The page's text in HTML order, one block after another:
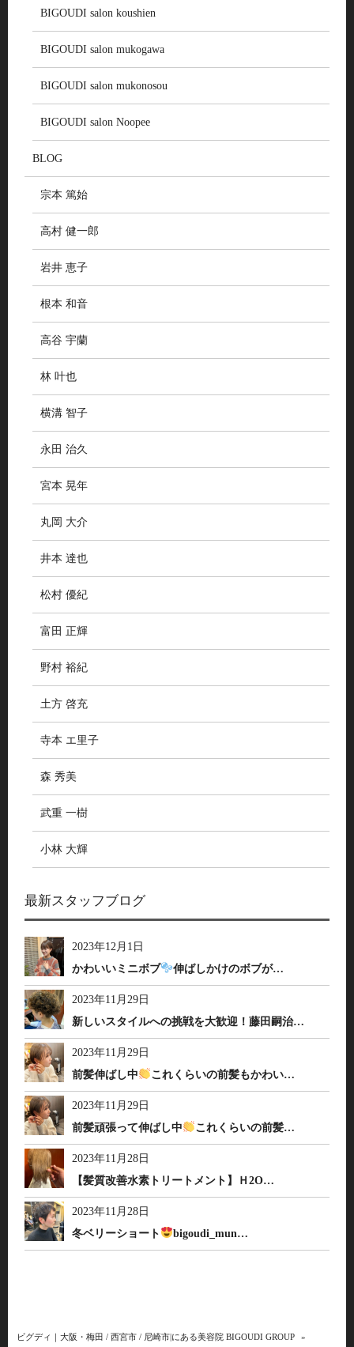
BIGOUDI salon koushien
BIGOUDI salon mukogawa
BIGOUDI salon mukonosou
BIGOUDI salon Noopee
BLOG
宗本 篤始
高村 健一郎
岩井 恵子
根本 和音
高谷 宇蘭
林 叶也
横溝 智子
永田 治久
宮本 晃年
丸岡 大介
井本 達也
松村 優紀
富田 正輝
野村 裕紀
土方 啓充
寺本 エ里子
森 秀美
武重 一樹
小林 大輝
最新スタッフブログ
2023年12月1日
かわいいミニボブ
伸ばしかけのボブが…
2023年11月29日
新しいスタイルへの挑戦を大歓迎！藤田嗣治…
2023年11月29日
前髪伸ばし中
これくらいの前髪もかわい…
2023年11月29日
前髪頑張って伸ばし中
これくらいの前髪…
2023年11月28日
【髪質改善水素トリートメント】Ｈ2O…
2023年11月28日
冬ベリーショート
bigoudi_mun…
ビグディ｜大阪・梅田 / 西宮市 / 尼崎市|にある美容院 BIGOUDI GROUP »